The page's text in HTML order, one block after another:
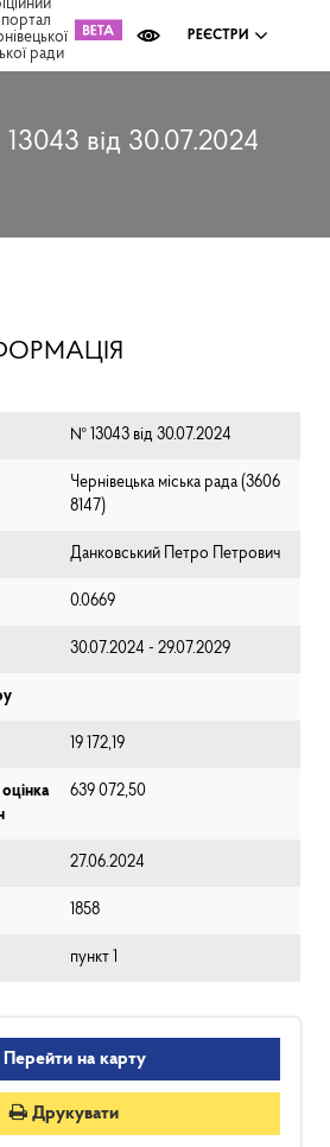
ради
РЕЄСТРИ
від 30.07.2024
№ 13043 від 30.07.2024
Чернівецька міська рада (⁨3606
8147⁩)
Данковський Петро Петрович
0.0669
30.07.2024 - 29.07.2029
19 172,19
639 072,50
27.06.2024
1858
пункт 1
Перейти на карту
Друкувати